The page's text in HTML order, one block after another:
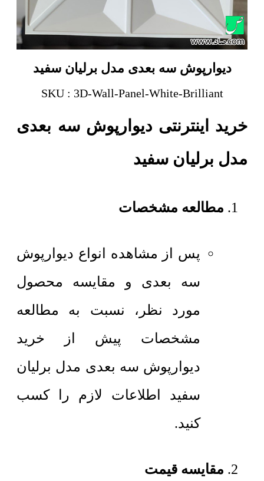
دیوارپوش سه بعدی مدل برلیان سفید
SKU : 3D-Wall-Panel-White-Brilliant
خرید اینترنتی دیوارپوش سه بعدی
مدل برلیان سفید
مطالعه مشخصات
پس از مشاهده انواع دیوارپوش
سه بعدی و مقایسه محصول
مورد نظر، نسبت به مطالعه
مشخصات پیش از خرید
دیوارپوش سه بعدی مدل برلیان
سفید اطلاعات لازم را کسب
کنید.
مقایسه قیمت